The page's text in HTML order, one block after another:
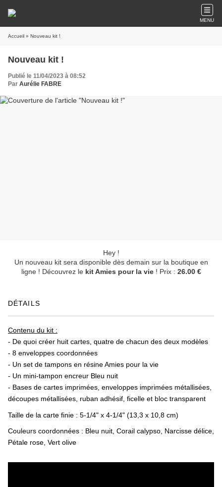
MENU
Accueil » Nouveau kit !
Nouveau kit !
Publié le 11/04/2023 à 08:52
Par Aurélie FABRE
Hey !
Un nouveau kit sera disponible dès demain sur la boutique en
ligne ! Découvrez le kit Amies pour la vie! Prix : 26.00 €
DÉTAILS
Contenu du kit :
- De quoi créer huit cartes, quatre de chacun des deux modèles
- 8 enveloppes coordonnées
- Un set de tampons en résine Amies pour la vie
- Un mini-tampon encreur Bleu nuit
- Bases de cartes imprimées, enveloppes imprimées métallisées,
découpes métallisées, ruban adhésif, ficelle et bloc transparent
Taille de la carte finie : 5-1/4" x 4-1/4" (13,3 x 10,8 cm)
Couleurs coordonnées : Bleu nuit, Corail calypso, Narcisse délice,
Pétale rose, Vert olive